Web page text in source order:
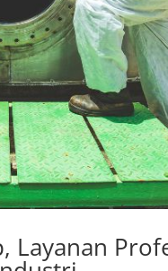
Layanan